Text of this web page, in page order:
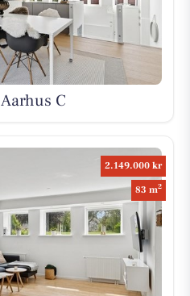
C
2.149.000 kr
83 m2